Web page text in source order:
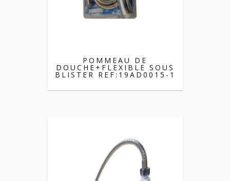
POMMEAU DE
DOUCHE+FLEXIBLE SOUS
BLISTER REF:19AD0015-1